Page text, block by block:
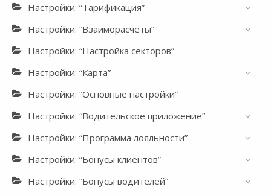
Настройки: “Тарификация”
Настройки: “Взаиморасчеты”
Настройки: “Настройка секторов”
Настройки: “Карта”
Настройки: “Основные настройки”
Настройки: “Водительское приложение”
Настройки: “Программа лояльности”
Настройки: “Бонусы клиентов”
Настройки: “Бонусы водителей”